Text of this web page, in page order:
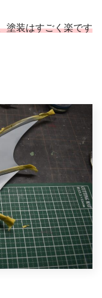
塗装はすごく楽です